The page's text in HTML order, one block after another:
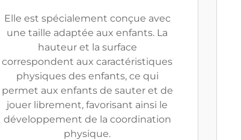
Elle est spécialement conçue avec
une taille adaptée aux enfants. La
hauteur et la surface
correspondent aux caractéristiques
physiques des enfants, ce qui
permet aux enfants de sauter et de
jouer librement, favorisant ainsi le
développement de la coordination
physique.